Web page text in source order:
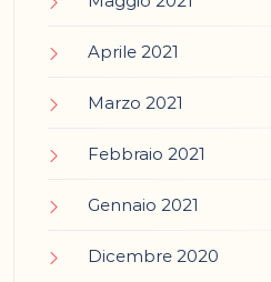
Aprile 2021
Marzo 2021
Febbraio 2021
Gennaio 2021
Dicembre 2020